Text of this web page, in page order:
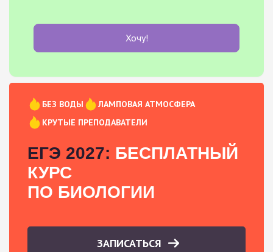
Хочу!
БЕЗ ВОДЫ
ЛАМПОВАЯ АТМОСФЕРА
КРУТЫЕ ПРЕПОДАВАТЕЛИ
ЕГЭ 2027: БЕСПЛАТНЫЙ
КУРС
ПО БИОЛОГИИ
ЗАПИСАТЬСЯ